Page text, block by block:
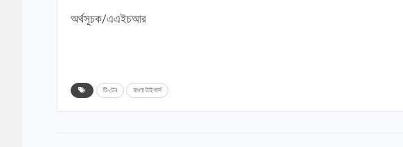
অর্থসূচক/এএইচআর
টি-টেন বাংলা টাইগার্স